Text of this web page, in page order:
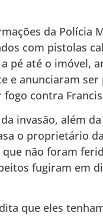
da Polícia
com pistolas
pé até o imóvel,
e anunciaram ser
contra
invasão, além
o proprietário
não foram
fugiram em
que eles